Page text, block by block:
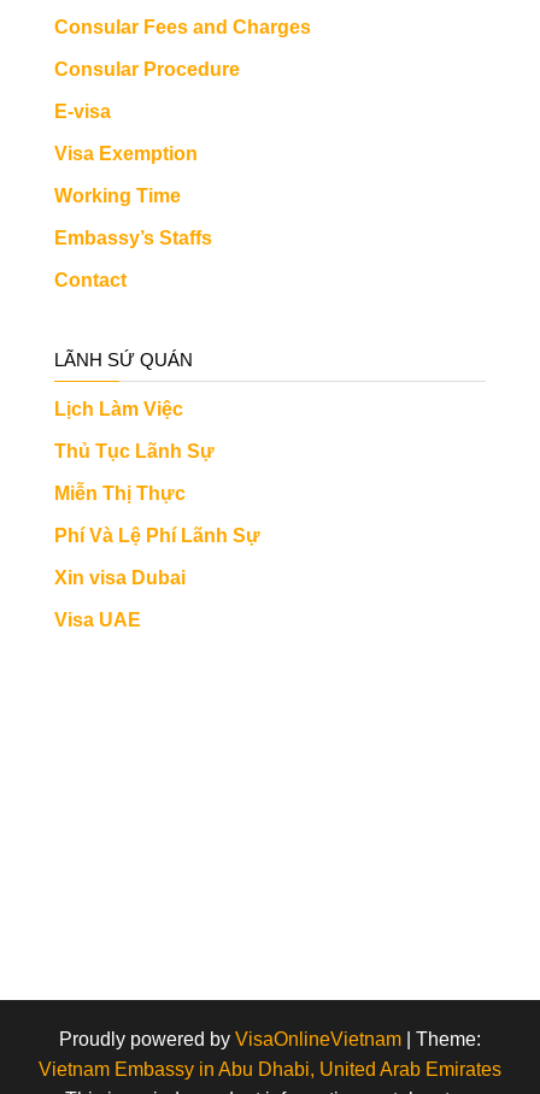
Consular Fees and Charges
Consular Procedure
E-visa
Visa Exemption
Working Time
Embassy’s Staffs
Contact
LÃNH SỨ QUÁN
Lịch Làm Việc
Thủ Tục Lãnh Sự
Miễn Thị Thực
Phí Và Lệ Phí Lãnh Sự
Xin visa Dubai
Visa UAE
Proudly powered by VisaOnlineVietnam
Theme:
Vietnam Embassy in Abu Dhabi, United Arab Emirates